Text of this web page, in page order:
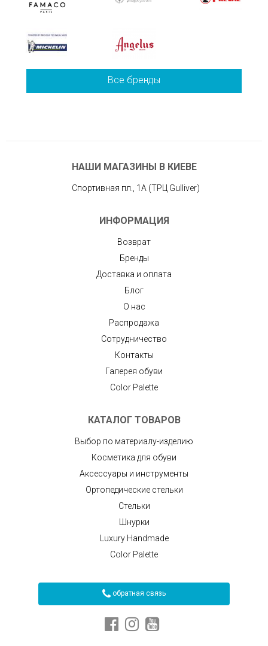
Все бренды
НАШИ МАГАЗИНЫ В КИЕВЕ
Спортивная пл., 1А (ТРЦ Gulliver)
ИНФОРМАЦИЯ
Возврат
Бренды
Доставка и оплата
Блог
О нас
Распродажа
Сотрудничество
Контакты
Галерея обуви
Color Palette
КАТАЛОГ ТОВАРОВ
Выбор по материалу-изделию
Косметика для обуви
Аксессуары и инструменты
Ортопедические стельки
Стельки
Шнурки
Luxury Handmade
Color Palette
обратная связь